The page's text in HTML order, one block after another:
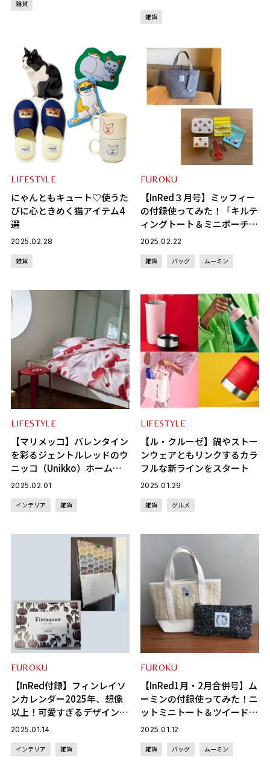
雑貨
雑貨
LIFESTYLE
にゃんともキュート♡使うた
びに心ときめく猫アイテム4
選
2025.02.28
雑貨
FUROKU
【InRed３月号】ミッフィー
の付録使ってみた！「キルテ
ィングトート＆ミニポーチセ
ット」と「缶ケース付きお助
お出掛けに大活躍！
2025.02.22
雑貨 バッグ ムーミン
LIFESTYLE
【マリメッコ】バレンタイン
を彩るジェントルレッドのウ
ニッコ（Unikko）ホームコ
レクションが登場！
2025.02.01
インテリア 雑貨
LIFESTYLE
【ル・クルーゼ】鍋やストー
ンウェアともリンクするカラ
フルな新ラインをスタート
2025.01.29
雑貨 グルメ
FUROKU
【InRed付録】フィンレイソ
ンカレンダー2025年、想像
以上！可愛すぎるデザインに
一目惚れ♡
2025.01.14
インテリア 雑貨
FUROKU
【InRed1月・2月合併号】ム
ーミンの付録使ってみた！ニ
ットミニトート＆ツイード調
ポーチが休日に大活躍！
2025.01.12
雑貨 バッグ ムーミン